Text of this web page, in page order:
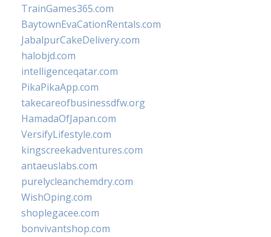
TrainGames365.com
BaytownEvaCationRentals.com
JabalpurCakeDelivery.com
halobjd.com
intelligenceqatar.com
PikaPikaApp.com
takecareofbusinessdfw.org
HamadaOfJapan.com
VersifyLifestyle.com
kingscreekadventures.com
antaeuslabs.com
purelycleanchemdry.com
WishOping.com
shoplegacee.com
bonvivantshop.com